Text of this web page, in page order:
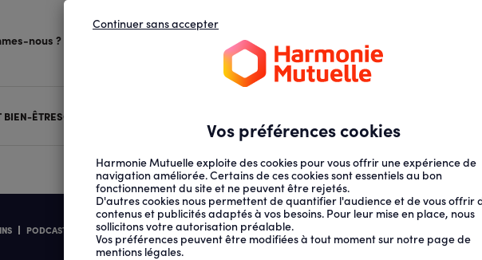
nous ?
BIEN-ÊTRESOCIÉTÉ
PODCAST PODCAST : AVEC ALTER...
Vos préférences cookies
Harmonie Mutuelle exploite des cookies pour vous offrir une expérience de
navigation améliorée. Certains de ces cookies sont essentiels au bon
fonctionnement du site et ne peuvent être rejetés.
D'autres cookies nous permettent de quantifier l'audience et de vous offrir
contenus et publicités adaptés à vos besoins. Pour leur mise en place, nous
sollicitons votre autorisation préalable.
Vos préférences peuvent être modifiées à tout moment sur notre page de
mentions légales.
Continuer sans accepter